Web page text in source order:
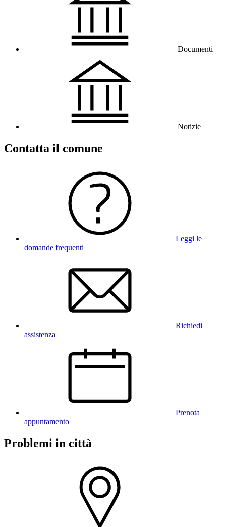
Documenti
Notizie
Contatta il comune
Leggi le
domande frequenti
Richiedi
assistenza
Prenota
appuntamento
Problemi in città